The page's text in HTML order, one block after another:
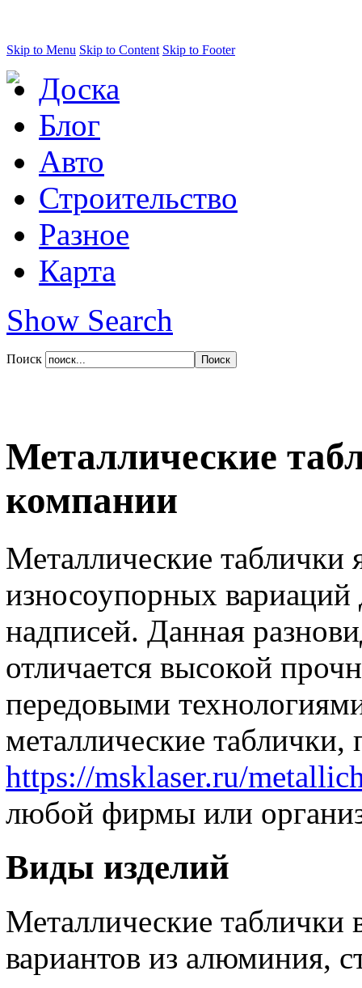
Skip to Menu Skip to Content Skip to Footer
Доска
Блог
Авто
Строительство
Разное
Карта
Show Search
Поиск
Металлические
компании
Металлические таблички
износоупорных вариаций
надписей. Данная
отличается высокой
передовыми
металлические таблички,
https://msklaser.ru/
любой фирмы или
Виды изделий
Металлические таблички
вариантов из алюминия,